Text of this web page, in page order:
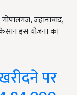
जहानाबाद,
इस योजना का
पर